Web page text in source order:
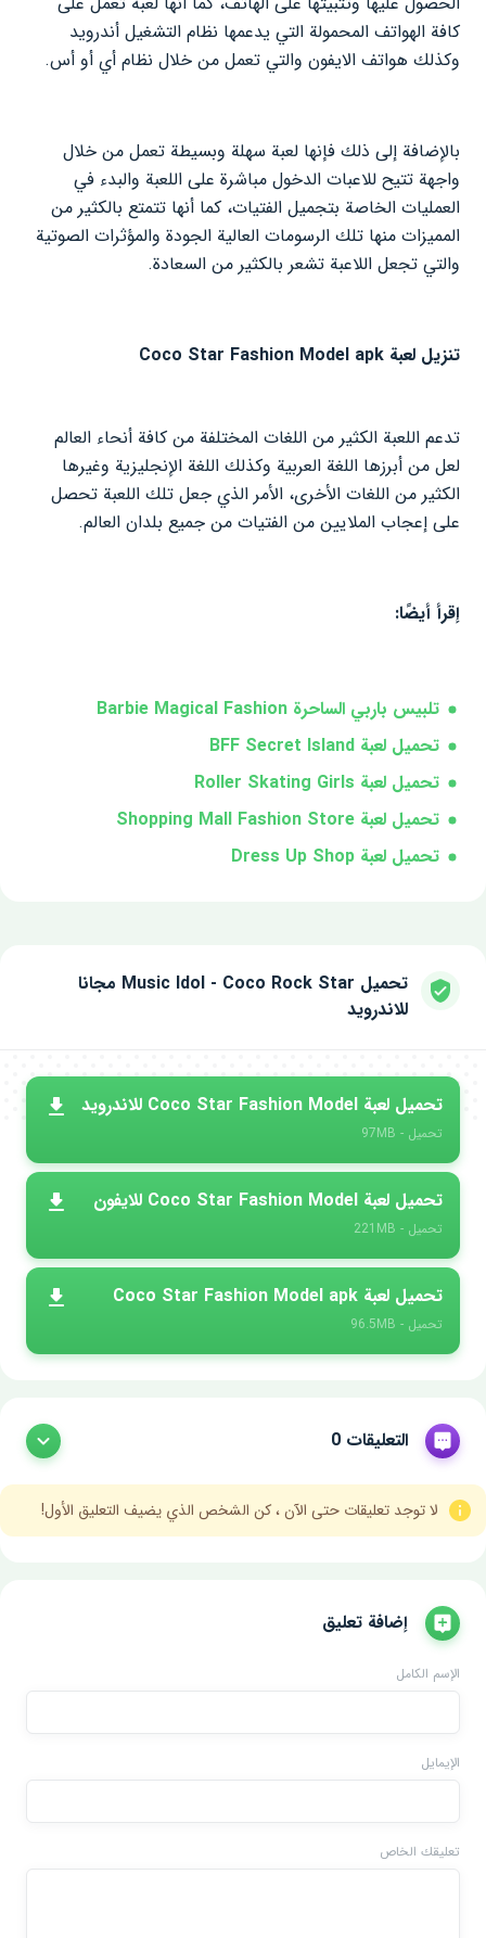
كافة الهواتف المحمولة التي يدعمها نظام التشغيل أندرويد
وكذلك هواتف الايفون والتي تعمل من خلال نظام أي أو أس.
بالإضافة إلى ذلك فإنها لعبة سهلة وبسيطة تعمل من خلال
واجهة تتيح للاعبات الدخول مباشرة على اللعبة والبدء في
العمليات الخاصة بتجميل الفتيات، كما أنها تتمتع بالكثير من
المميزات منها تلك الرسومات العالية الجودة والمؤثرات الصوتية
والتي تجعل اللاعبة تشعر بالكثير من السعادة.
تنزيل لعبة Coco Star Fashion Model apk
تدعم اللعبة الكثير من اللغات المختلفة من كافة أنحاء العالم
لعل من أبرزها اللغة العربية وكذلك اللغة الإنجليزية وغيرها
الكثير من اللغات الأخرى، الأمر الذي جعل تلك اللعبة تحصل
على إعجاب الملايين من الفتيات من جميع بلدان العالم.
إقرأ أيضًا:
تلبيس باربي الساحرة Barbie Magical Fashion
تحميل لعبة BFF Secret Island
تحميل لعبة Roller Skating Girls
تحميل لعبة Shopping Mall Fashion Store
تحميل لعبة Dress Up Shop
تحميل Music Idol - Coco Rock Star‏ مجانا
للاندرويد
تحميل لعبة Coco Star Fashion Model للاندرويد
تحميل - 97MB
تحميل لعبة Coco Star Fashion Model للايفون
تحميل - 221MB
تحميل لعبة Coco Star Fashion Model apk
تحميل - 96.5MB
التعليقات 0
لا توجد تعليقات حتى الآن ، كن الشخص الذي يضيف التعليق الأول!
إضافة تعليق
الإسم الكامل
الإيمايل
تعليقك الخاص